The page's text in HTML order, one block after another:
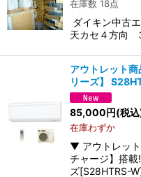
在庫数 18点
ダイキン中古
天カセ４方向
アウトレット
リーズ】
85,000円(税
在庫わずか
▼ アウトレッ
チャージ】搭
ズ